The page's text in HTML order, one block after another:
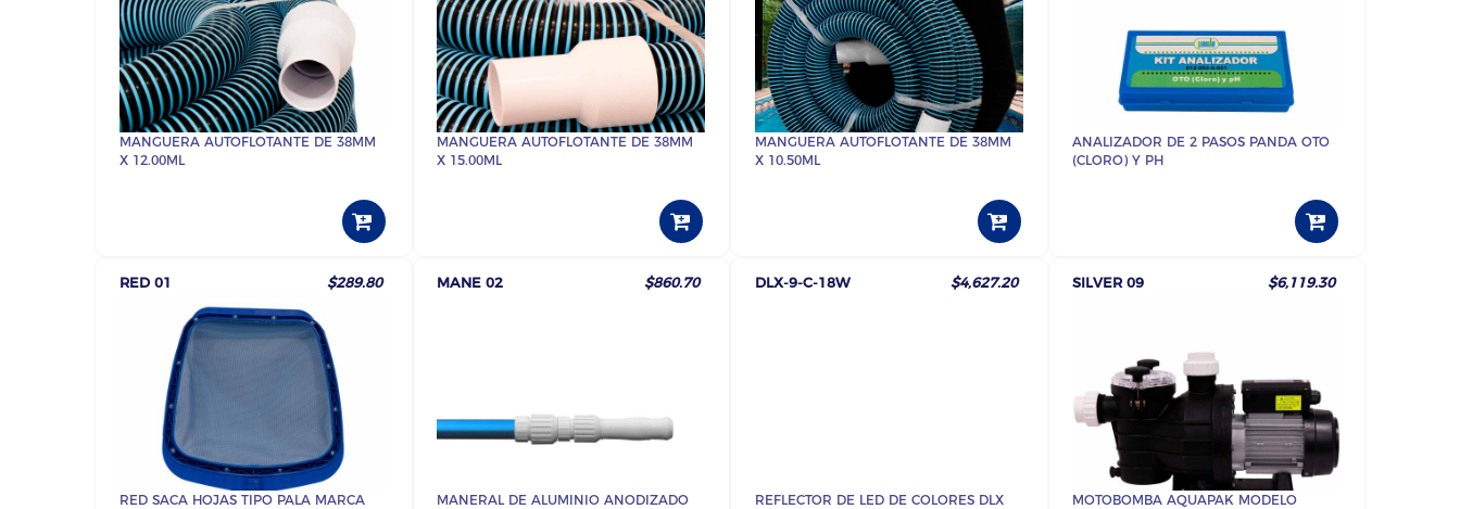
MANGUERA AUTOFLOTANTE DE 38MM
X 12.00ML
MANGUERA AUTOFLOTANTE DE 38MM
X 15.00ML
MANGUERA AUTOFLOTANTE DE 38MM
X 10.50ML
ANALIZADOR DE 2 PASOS PANDA OTO
(CLORO) Y PH
RED 01 $289.80
RED SACA HOJAS TIPO PALA MARCA
MANE 02 $860.70
MANERAL DE ALUMINIO ANODIZADO
DLX-9-C-18W $4,627.20
REFLECTOR DE LED DE COLORES DLX
SILVER 09 $6,119.30
MOTOBOMBA AQUAPAK MODELO